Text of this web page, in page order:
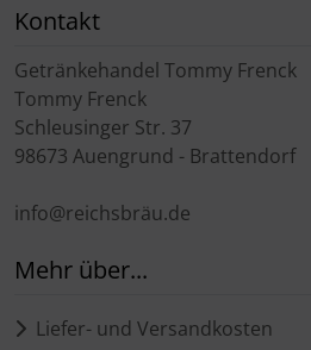
Kontakt
Getränkehandel Tommy Frenck
Tommy Frenck
Schleusinger Str. 37
98673 Auengrund - Brattendorf
info@reichsbräu.de
Mehr über...
Liefer- und Versandkosten